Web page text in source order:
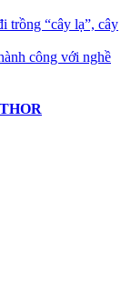
trồng “cây lạ”, cây
công với nghề